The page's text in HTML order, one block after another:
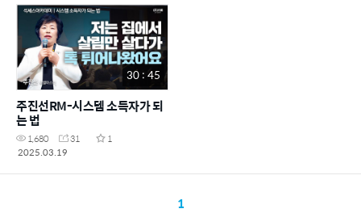
30 : 45
주진선RM-시스템 소득자가 되
는 법
1,680 31
1
2025.03.19
1